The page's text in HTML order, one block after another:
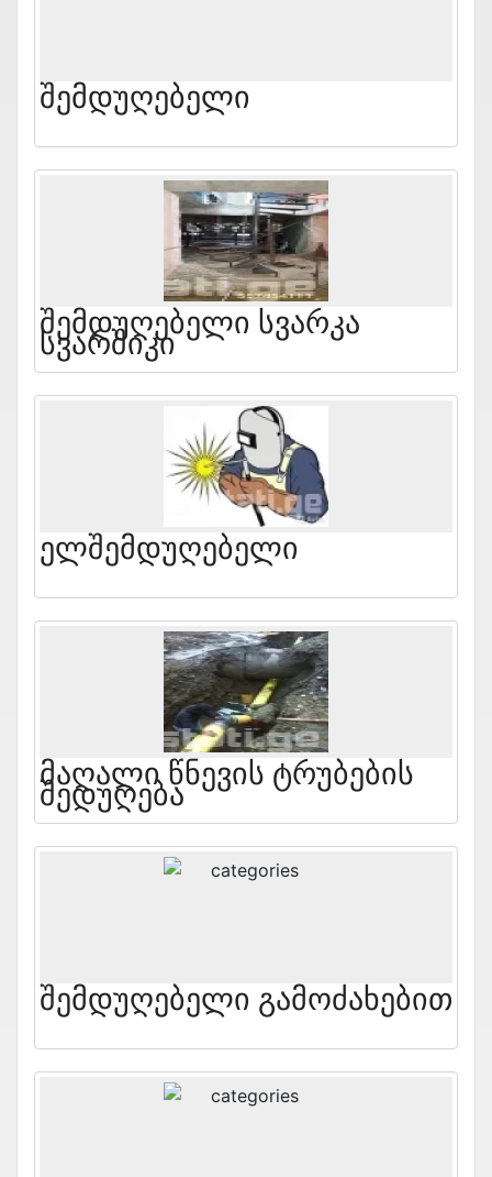
Შემდუღებელი
Შემდუღებელი Სვარკა
Სვარშიკი
Ელშემდუღებელი
Მაღალი Წნევის Ტრუბების
Შედუღება
Შემდუღებელი Გამოძახებით